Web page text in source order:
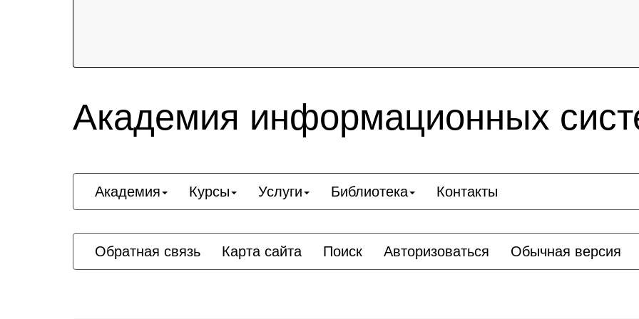
Академия информационных
Академия Курсы Услуги Библиотека Контакты
Обратная связь Карта сайта Поиск Авторизоваться Обычная версия